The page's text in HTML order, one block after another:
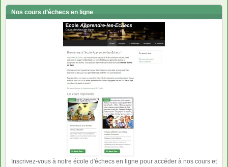
Nos cours d’échecs en ligne
Inscrivez-vous à notre école d'échecs en ligne pour accéder à nos cours et